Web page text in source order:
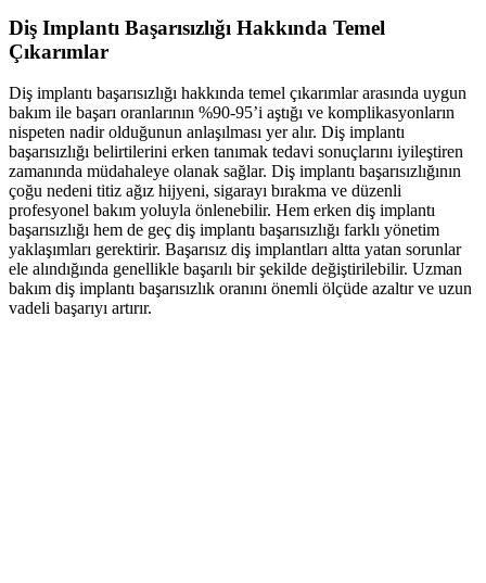
Diş Implantı Başarısızlığı Hakkında Temel
Çıkarımlar
Diş implantı başarısızlığı hakkında temel çıkarımlar arasında uygun
bakım ile başarı oranlarının %90-95’i aştığı ve komplikasyonların
nispeten nadir olduğunun anlaşılması yer alır. Diş implantı
başarısızlığı belirtilerini erken tanımak tedavi sonuçlarını iyileştiren
zamanında müdahaleye olanak sağlar. Diş implantı başarısızlığının
çoğu nedeni titiz ağız hijyeni, sigarayı bırakma ve düzenli
profesyonel bakım yoluyla önlenebilir. Hem erken diş implantı
başarısızlığı hem de geç diş implantı başarısızlığı farklı yönetim
yaklaşımları gerektirir. Başarısız diş implantları altta yatan sorunlar
ele alındığında genellikle başarılı bir şekilde değiştirilebilir. Uzman
bakım diş implantı başarısızlık oranını önemli ölçüde azaltır ve uzun
vadeli başarıyı artırır.